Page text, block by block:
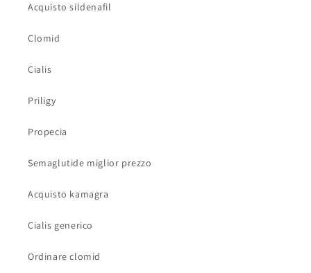
Acquisto sildenafil
Clomid
Cialis
Priligy
Propecia
Semaglutide miglior prezzo
Acquisto kamagra
Cialis generico
Ordinare clomid